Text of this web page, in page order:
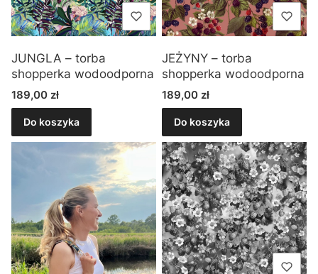
JUNGLA – torba
shopperka wodoodporna
Cena
189,00 zł
Do koszyka
JEŻYNY – torba
shopperka wodoodporna
Cena
189,00 zł
Do koszyka